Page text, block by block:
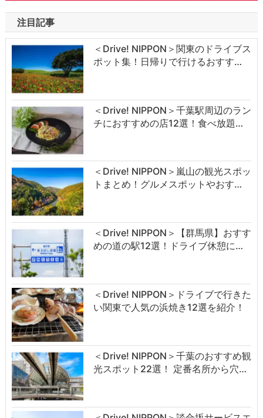
注目記事
＜Drive! NIPPON＞関東のドライブス
ポット集！日帰りで行けるおすす…
＜Drive! NIPPON＞千葉駅周辺のラン
チにおすすめの店12選！食べ放題…
＜Drive! NIPPON＞嵐山の観光スポッ
トまとめ！グルメスポットやおす…
＜Drive! NIPPON＞【群馬県】おすす
めの道の駅12選！ドライブ休憩に…
＜Drive! NIPPON＞ドライブで行きた
い関東で人気の浜焼き12選を紹介！
＜Drive! NIPPON＞千葉のおすすめ観
光スポット22選！ 定番名所から穴…